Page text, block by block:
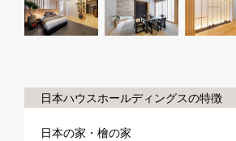
日本ハウスホールディングスの特徴
日本の家・檜の家